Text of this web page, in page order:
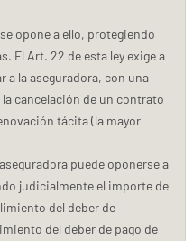
opone a ello, protegiendo
El Art. 22 de esta ley exige a
a la aseguradora, con una
cancelación de un contrato
tácita (la mayor
puede oponerse a
judicialmente el importe de
del deber de
del deber de pago de